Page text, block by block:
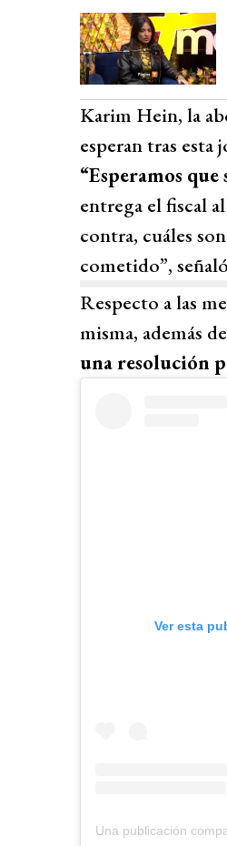
Karim Hein, la
esperan tras esta
“Esperamos
entrega el fiscal
contra, cuáles
cometido”,
Respecto a las
misma, además
una resolución
Ver esta
Una publicación